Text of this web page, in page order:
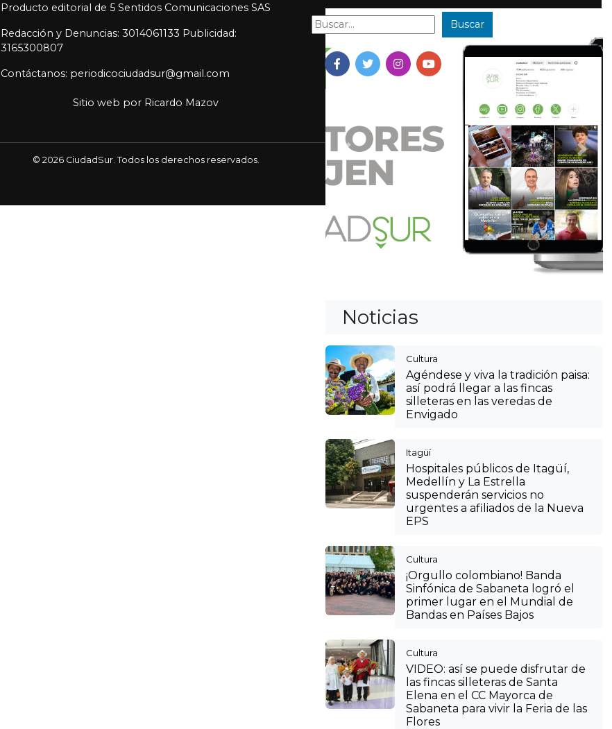
Previous Next
Noticias
Cultura
Agéndese y viva la tradición paisa:
así podrá llegar a las fincas
silleteras en las veredas de
Envigado
Itagüí
Hospitales públicos de Itagüí,
Medellín y La Estrella
suspenderán servicios no
urgentes a afiliados de la Nueva
EPS
Cultura
¡Orgullo colombiano! Banda
Sinfónica de Sabaneta logró el
primer lugar en el Mundial de
Bandas en Países Bajos
Cultura
VIDEO: así se puede disfrutar de
las fincas silleteras de Santa
Elena en el CC Mayorca de
Sabaneta para vivir la Feria de las
Flores
Producto editorial de 5 Sentidos Comunicaciones SAS
Redacción y Denuncias: 3014061133 Publicidad:
3165300807
Contáctanos: periodicociudadsur@gmail.com
Buscar: Buscar
Sitio web por Ricardo Mazov
© 2026 CiudadSur. Todos los derechos reservados.